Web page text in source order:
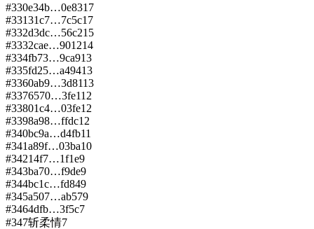
#330e34b…0e8317
#33131c7…7c5c17
#332d3dc…56c215
#3332cae…901214
#334fb73…9ca913
#335fd25…a49413
#3360ab9…3d8113
#3376570…3fe112
#33801c4…03fe12
#3398a98…ffdc12
#340bc9a…d4fb11
#341a89f…03ba10
#34214f7…1f1e9
#343ba70…f9de9
#344bc1c…fd849
#345a507…ab579
#3464dfb…3f5c7
#347斩柔情7